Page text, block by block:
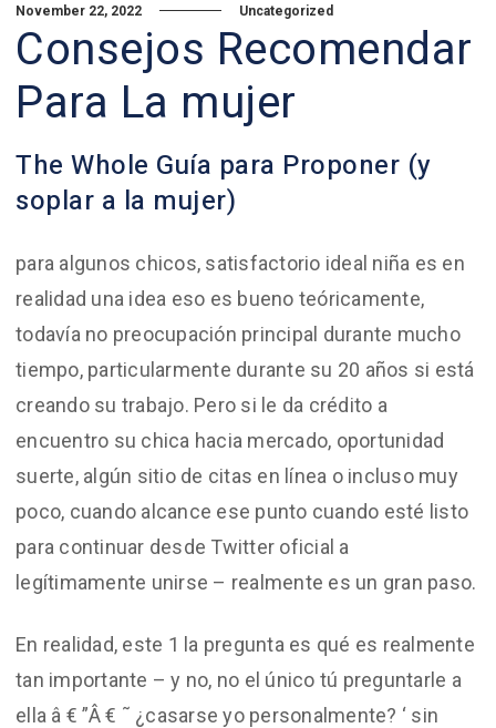
November 22, 2022 Uncategorized
Consejos Recomendar
Para La mujer
The Whole Guía para Proponer (y
soplar a la mujer)
para algunos chicos, satisfactorio ideal niña es en
realidad una idea eso es bueno teóricamente,
todavía no preocupación principal durante mucho
tiempo, particularmente durante su 20 años si está
creando su trabajo. Pero si le da crédito a
encuentro su chica hacia mercado, oportunidad
suerte, algún sitio de citas en línea o incluso muy
poco, cuando alcance ese punto cuando esté listo
para continuar desde Twitter oficial a
legítimamente unirse – realmente es un gran paso.
En realidad, este 1 la pregunta es qué es realmente
tan importante – y no, no el único tú preguntarle a
ella â € ”Â € ˜ ¿casarse yo personalmente? ‘ sin